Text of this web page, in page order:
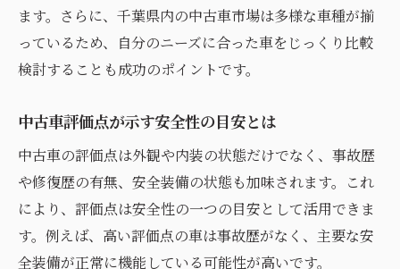
ます。さらに、千葉県内の中古車市場は多様な車種が揃
っているため、自分のニーズに合った車をじっくり比較
検討することも成功のポイントです。
中古車評価点が示す安全性の目安とは
中古車の評価点は外観や内装の状態だけでなく、事故歴
や修復歴の有無、安全装備の状態も加味されます。これ
により、評価点は安全性の一つの目安として活用できま
す。例えば、高い評価点の車は事故歴がなく、主要な安
全装備が正常に機能している可能性が高いです。